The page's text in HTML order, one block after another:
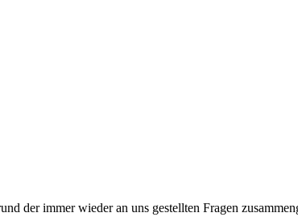
der immer wieder an uns gestellten Fragen